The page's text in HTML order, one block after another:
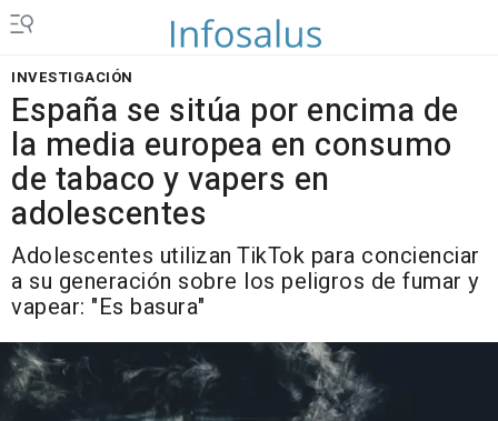
INVESTIGACIÓN
España se sitúa por encima de
la media europea en consumo
de tabaco y vapers en
adolescentes
Adolescentes utilizan TikTok para concienciar
a su generación sobre los peligros de fumar y
vapear: "Es basura"